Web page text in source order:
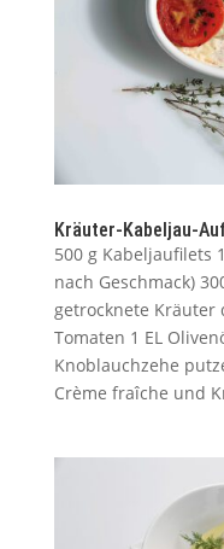
Kräuter-Kabeljau-
500 g Kabeljaufilets
nach Geschmack)
getrocknete Kräuter
Tomaten 1 EL
Knoblauchzehe
Crème fraîche und